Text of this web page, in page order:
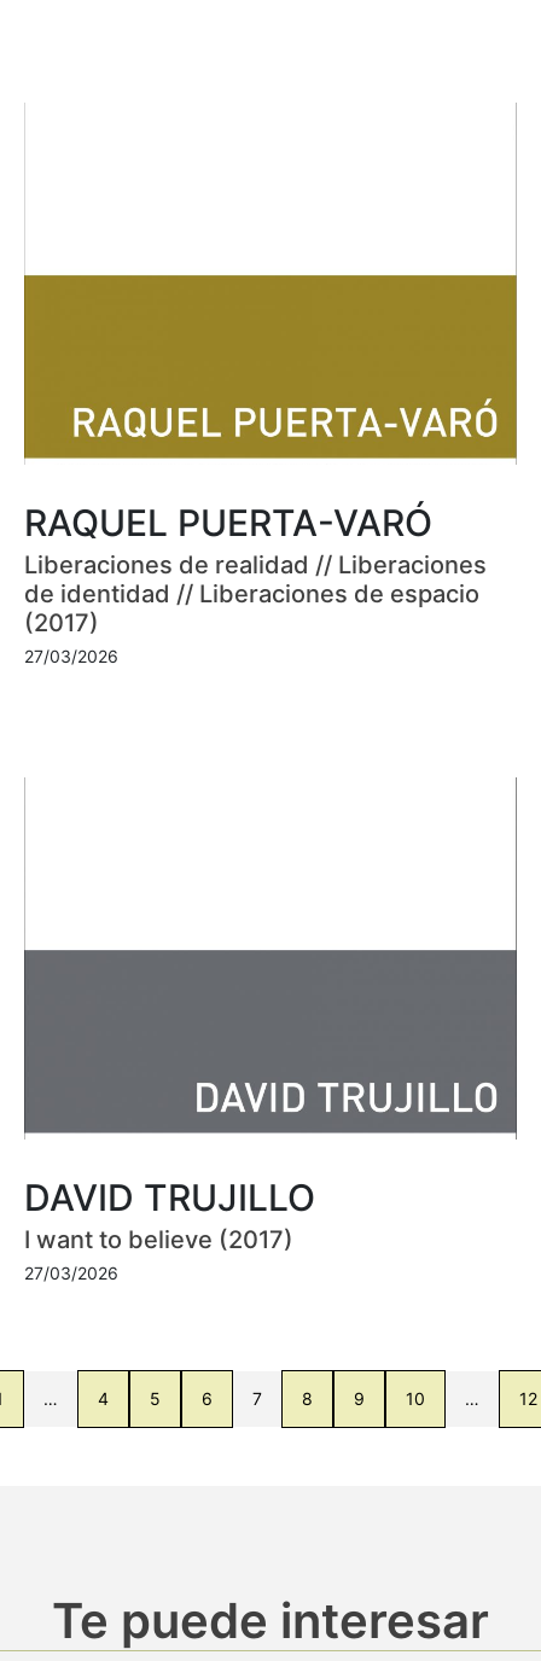
RAQUEL PUERTA-VARÓ
Liberaciones de realidad // Liberaciones
de identidad // Liberaciones de espacio
(2017)
27/03/2026
DAVID TRUJILLO
I want to believe (2017)
27/03/2026
… 4 5 6 7 8 9 10 … 12
Te puede interesar